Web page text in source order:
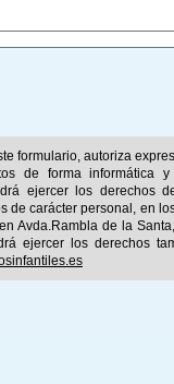
formulario, autoriza
de forma informática y
ejercer los derechos
de carácter personal, en
Avda.Rambla de la
ejercer los derechos